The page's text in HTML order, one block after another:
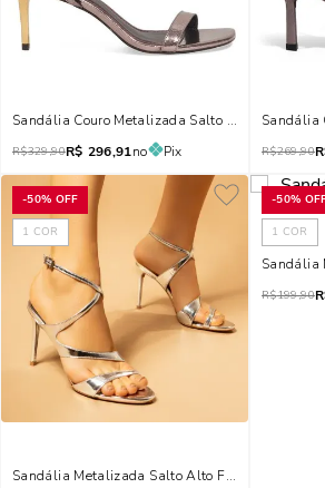
Sandália Couro Metalizada Salto Fino Prata
R$329,90R$ 296,91no Pix
Sandália
R$269,90
-50% OFF
1 COR
Sandália Metalizada Salto Alto Fino Prata
-50%
1 COR
Sandália
R$199,90